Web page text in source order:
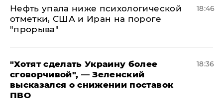
Нефть упала ниже психологической
отметки, США и Иран на пороге
"прорыва"
18:46
​"Хотят сделать Украину более
сговорчивой", — Зеленский
высказался о снижении поставок
ПВО
18:36